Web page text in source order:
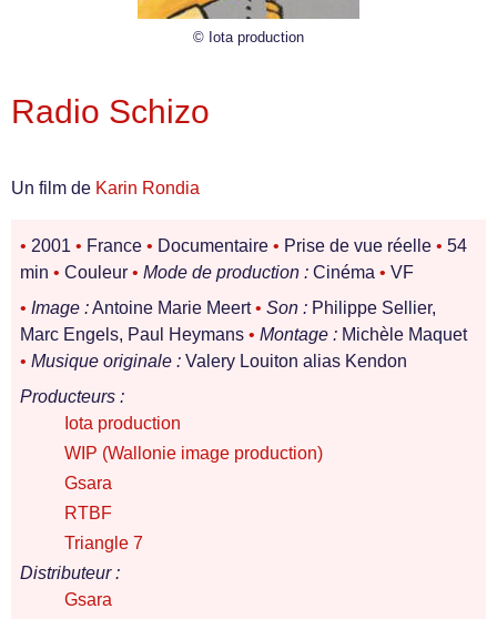
© Iota production
Radio Schizo
Un film de Karin Rondia
• 2001 • France • Documentaire • Prise de vue réelle • 54
min • Couleur • Mode de production : Cinéma • VF
• Image :Antoine Marie Meert• Son : Philippe Sellier,
Marc Engels, Paul Heymans • Montage : Michèle Maquet
• Musique originale : Valery Louiton alias Kendon
Producteurs :
Iota production
WIP (Wallonie image production)
Gsara
RTBF
Triangle 7
Distributeur :
Gsara